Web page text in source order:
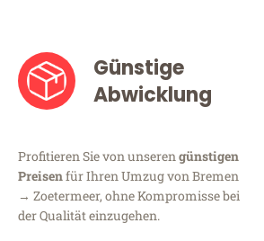
Günstige
Abwicklung
Profitieren Sie von unserengünstigen
Preisenfür Ihren Umzug von Bremen
→ Zoetermeer, ohne Kompromisse bei
der Qualität einzugehen.